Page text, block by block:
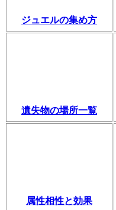
ジュエルの集め方
遺失物の場所一覧
属性相性と効果